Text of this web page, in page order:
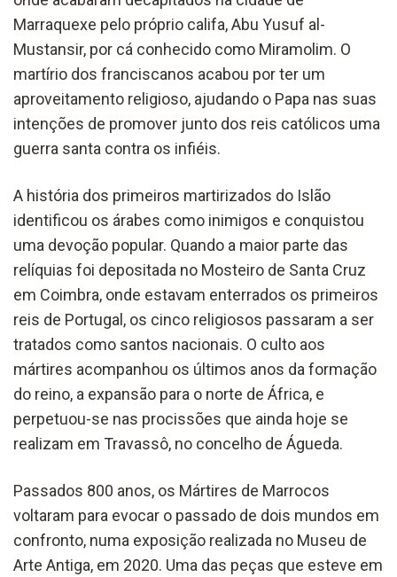
Marraquexe pelo próprio califa, Abu Yusuf al-
Mustansir, por cá conhecido como Miramolim. O
martírio dos franciscanos acabou por ter um
aproveitamento religioso, ajudando o Papa nas suas
intenções de promover junto dos reis católicos uma
guerra santa contra os infiéis.
A história dos primeiros martirizados do Islão
identificou os árabes como inimigos e conquistou
uma devoção popular. Quando a maior parte das
relíquias foi depositada no Mosteiro de Santa Cruz
em Coimbra, onde estavam enterrados os primeiros
reis de Portugal, os cinco religiosos passaram a ser
tratados como santos nacionais. O culto aos
mártires acompanhou os últimos anos da formação
do reino, a expansão para o norte de África, e
perpetuou-se nas procissões que ainda hoje se
realizam em Travassô, no concelho de Águeda.
Passados 800 anos, os Mártires de Marrocos
voltaram para evocar o passado de dois mundos em
confronto, numa exposição realizada no Museu de
Arte Antiga, em 2020. Uma das peças que esteve em